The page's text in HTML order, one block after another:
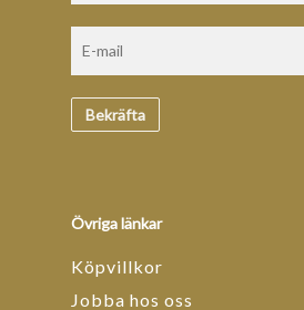
Övriga länkar
Köpvillkor
Jobba hos oss